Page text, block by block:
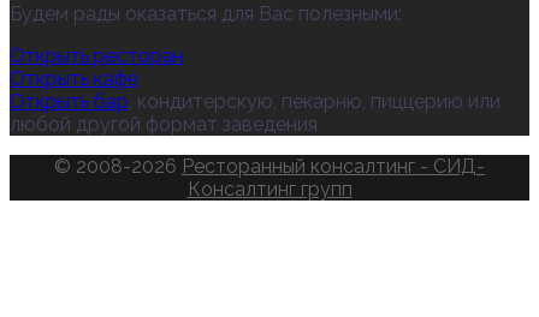
Будем рады оказаться для Вас полезными:
Открыть ресторан
Открыть кафе
Открыть бар, кондитерскую, пекарню, пиццерию или
любой другой формат заведения
© 2008-2026 Ресторанный консалтинг - СИД-
Консалтинг групп